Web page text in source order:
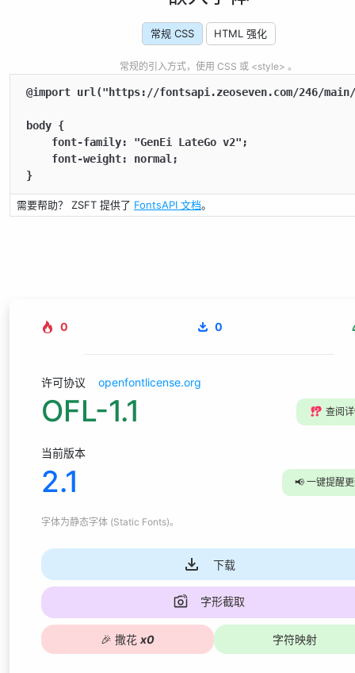
常规 CSS HTML 强化
常规的引入方式，使用 CSS 或 <style> 。
@import url("https://fontsapi.zeoseven.com/246/
body {
    font-family: "GenEi LateGo v2";
    font-weight: normal;
}
需要帮助？ ZSFT 提供了 FontsAPI 文档。
0 0
许可协议 openfontlicense.org
OFL-1.1 ⁉️ 查阅
当前版本
2.1 📢 一键提醒
字体为静态字体 (Static Fonts)。
下载
字形截取
🎉 撒花 x0 字符映射